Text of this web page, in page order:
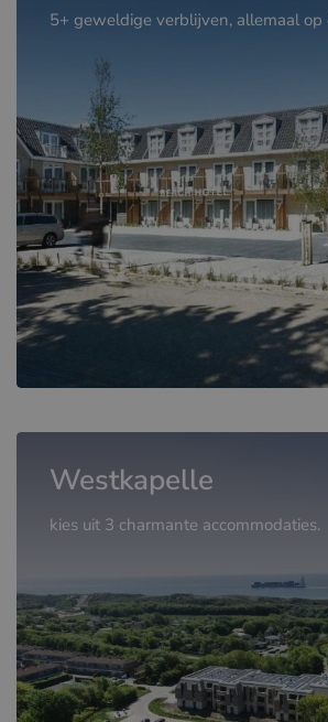
5+ geweldige verblijven, allemaal op
Westkapelle
kies uit 3 charmante accommodaties.